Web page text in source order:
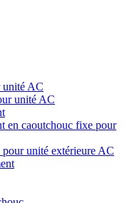
unité AC
en caoutchouc fixe pour
unité extérieure AC